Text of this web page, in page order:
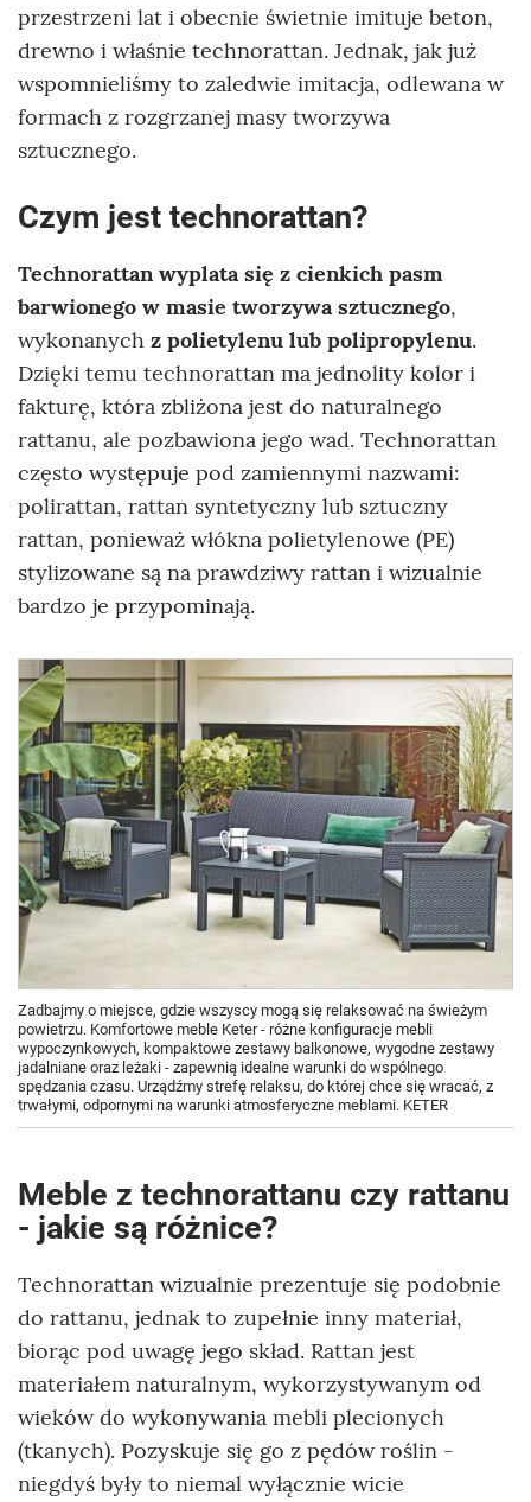
przestrzeni lat i obecnie świetnie imituje beton,
drewno i właśnie technorattan. Jednak, jak już
wspomnieliśmy to zaledwie imitacja, odlewana w
formach z rozgrzanej masy tworzywa
sztucznego.
Czym jest technorattan?
Technorattan wyplata się z cienkich pasm
barwionego w masie tworzywa sztucznego,
wykonanych z polietylenu lub polipropylenu.
Dzięki temu technorattan ma jednolity kolor i
fakturę, która zbliżona jest do naturalnego
rattanu, ale pozbawiona jego wad. Technorattan
często występuje pod zamiennymi nazwami:
polirattan, rattan syntetyczny lub sztuczny
rattan, ponieważ włókna polietylenowe (PE)
stylizowane są na prawdziwy rattan i wizualnie
bardzo je przypominają.
Zadbajmy o miejsce, gdzie wszyscy mogą się relaksować na świeżym
powietrzu. Komfortowe meble Keter - różne konfiguracje mebli
wypoczynkowych, kompaktowe zestawy balkonowe, wygodne zestawy
jadalniane oraz leżaki - zapewnią idealne warunki do wspólnego
spędzania czasu. Urządźmy strefę relaksu, do której chce się wracać, z
trwałymi, odpornymi na warunki atmosferyczne meblami. KETER
Meble z technorattanu czy rattanu
- jakie są różnice?
Technorattan wizualnie prezentuje się podobnie
do rattanu, jednak to zupełnie inny materiał,
biorąc pod uwagę jego skład. Rattan jest
materiałem naturalnym, wykorzystywanym od
wieków do wykonywania mebli plecionych
(tkanych). Pozyskuje się go z pędów roślin -
niegdyś były to niemal wyłącznie wicie